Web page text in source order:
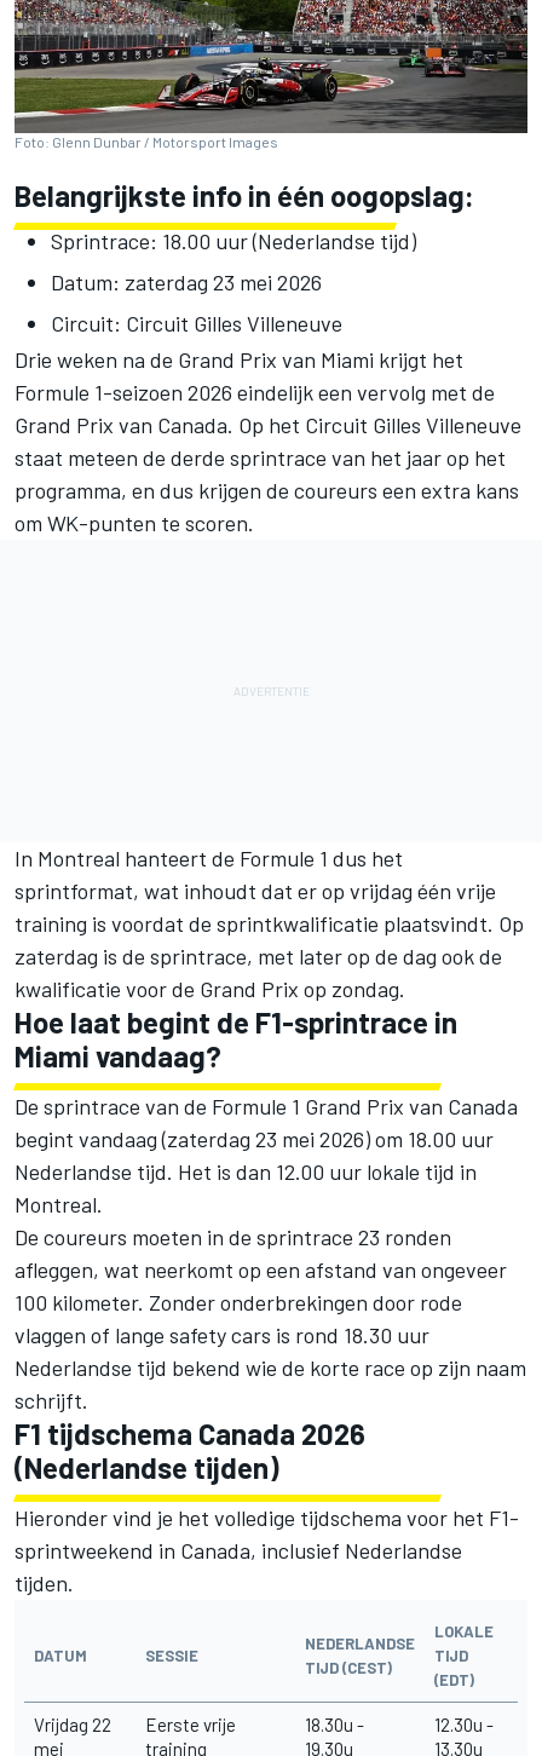
Foto: Glenn Dunbar / Motorsport Images
Belangrijkste info in één oogopslag:
Sprintrace: 18.00 uur (Nederlandse tijd)
Datum: zaterdag 23 mei 2026
Circuit: Circuit Gilles Villeneuve
Drie weken na de Grand Prix van Miami krijgt het
Formule 1-seizoen 2026 eindelijk een vervolg met de
Grand Prix van Canada. Op het Circuit Gilles Villeneuve
staat meteen de derde sprintrace van het jaar op het
programma, en dus krijgen de coureurs een extra kans
om WK-punten te scoren.
In Montreal hanteert de Formule 1 dus het
sprintformat, wat inhoudt dat er op vrijdag één vrije
training is voordat de sprintkwalificatie plaatsvindt. Op
zaterdag is de sprintrace, met later op de dag ook de
kwalificatie voor de Grand Prix op zondag.
Hoe laat begint de F1-sprintrace in
Miami vandaag?
De sprintrace van de Formule 1 Grand Prix van Canada
begint vandaag (zaterdag 23 mei 2026) om 18.00 uur
Nederlandse tijd. Het is dan 12.00 uur lokale tijd in
Montreal.
De coureurs moeten in de sprintrace 23 ronden
afleggen, wat neerkomt op een afstand van ongeveer
100 kilometer. Zonder onderbrekingen door rode
vlaggen of lange safety cars is rond 18.30 uur
Nederlandse tijd bekend wie de korte race op zijn naam
schrijft.
F1 tijdschema Canada 2026
(Nederlandse tijden)
Hieronder vind je het volledige tijdschema voor het F1-
sprintweekend in Canada, inclusief Nederlandse
tijden.
DATUM SESSIE
NEDERLANDSE
TIJD (CEST)
LOKALE
TIJD
(EDT)
Vrijdag 22
mei
Eerste vrije
training
18.30u -
19.30u
12.30u -
13.30u